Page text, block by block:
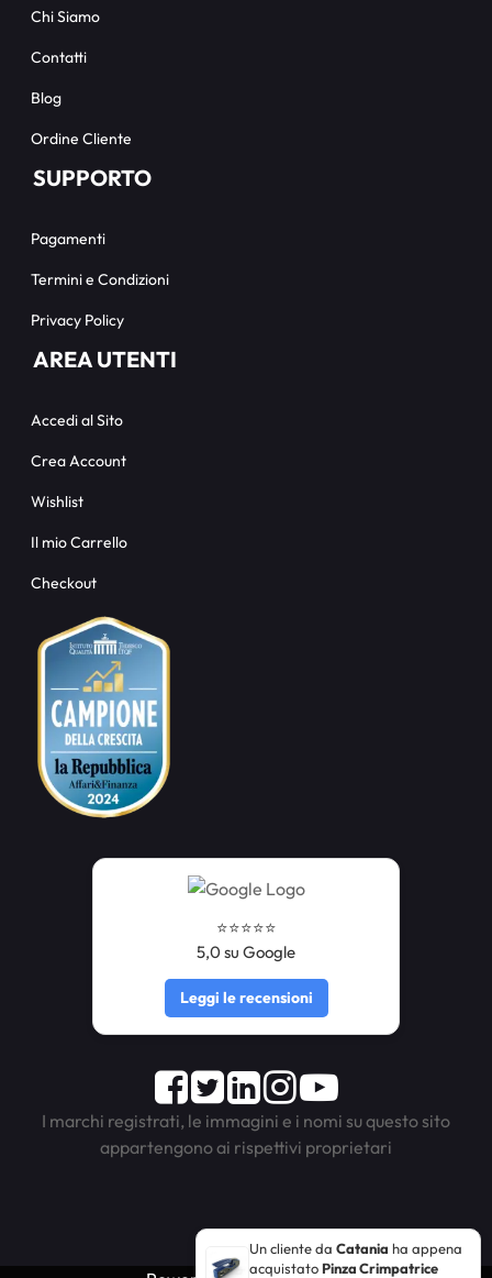
Un cliente da Catania ha appena
acquistatoPinza Crimpatrice
Chi Siamo
Contatti
Blog
Ordine Cliente
SUPPORTO
Pagamenti
Termini e Condizioni
Privacy Policy
AREA UTENTI
Accedi al Sito
Crea Account
Wishlist
Il mio Carrello
Checkout
⭐️⭐️⭐️⭐️⭐️
5,0 su Google
Leggi le recensioni
Facebook
TwitterLinkedInInstagram
Youtube
I marchi registrati, le immagini e i nomi su questo sito
appartengono ai rispettivi proprietari